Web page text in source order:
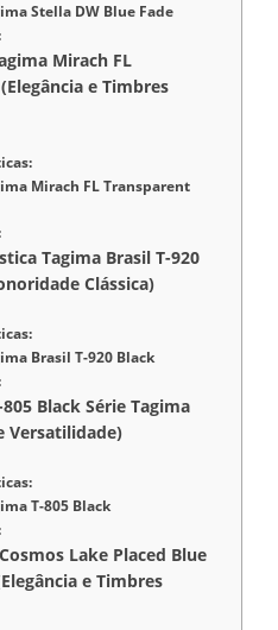
Stella DW Blue Fade
Mirach FL
e Timbres
Mirach FL Transparent
Tagima Brasil T-920
Clássica)
Brasil T-920 Black
Black Série Tagima
Versatilidade)
T-805 Black
Lake Placed Blue
e Timbres